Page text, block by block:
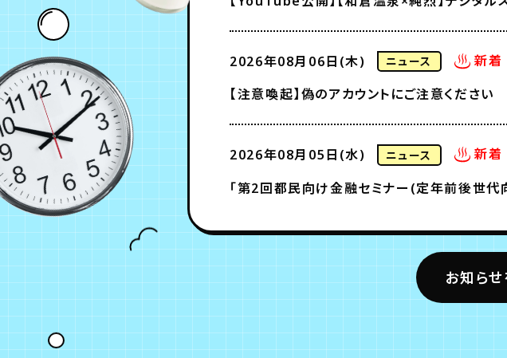
2026年08月06日(木) ニュース
新着
【注意喚起】偽のアカウントにご注意ください
2026年08月05日(水) ニュース
新着
「第2回都民向け金融セミナー(定年前後世
お知ら